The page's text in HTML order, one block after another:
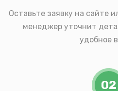
Оставьте заявку на сайте
менеджер уточнит
удобное
02